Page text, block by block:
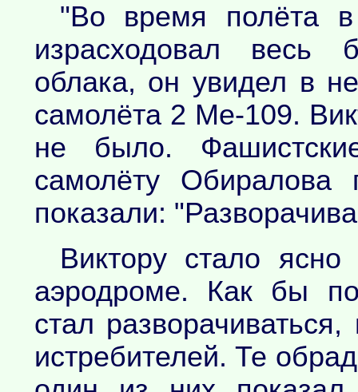
"Во время полёта
израсходовал весь
облака, он увидел в
самолёта 2 Ме-109.
не было.
самолёту Обиралова
показали:
Виктору стало
аэродроме. Как бы
стал
истребителей. Те